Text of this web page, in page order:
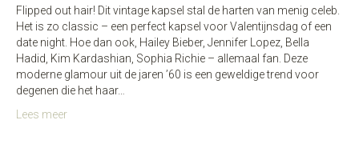
Flipped out hair! Dit vintage kapsel stal de harten van menig celeb.
Het is zo classic – een perfect kapsel voor Valentijnsdag of een
date night. Hoe dan ook, Hailey Bieber, Jennifer Lopez, Bella
Hadid, Kim Kardashian, Sophia Richie – allemaal fan. Deze
moderne glamour uit de jaren ’60 is een geweldige trend voor
degenen die het haar…
Lees meer